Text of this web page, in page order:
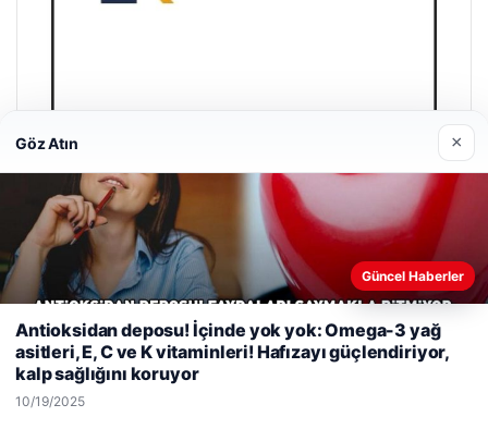
Enes Kaplan Avukatlık Bürosu
04/28/2026
© 2026 Web Okur – Güncel Haberler
deneyiminizi kişiselleştirmek ve geliştirmek amacıyla çerezler
kullanıyoruz.Çerez Politikamız
Reddet Kabul Et
Göz Atın ×
Güncel Haberler
Antioksidan deposu! İçinde yok yok: Omega-3 yağ
asitleri, E, C ve K vitaminleri! Hafızayı güçlendiriyor,
kalp sağlığını koruyor
10/19/2025